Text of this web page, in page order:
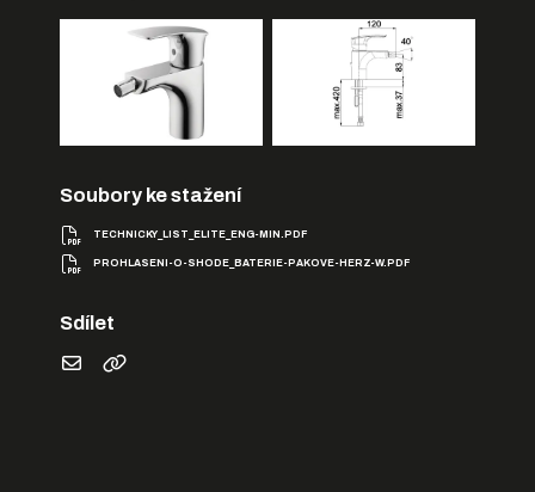
Soubory ke stažení
TECHNICKY_LIST_ELITE_ENG-MIN.PDF
PROHLASENI-O-SHODE_BATERIE-PAKOVE-HERZ-W.PDF
Sdílet